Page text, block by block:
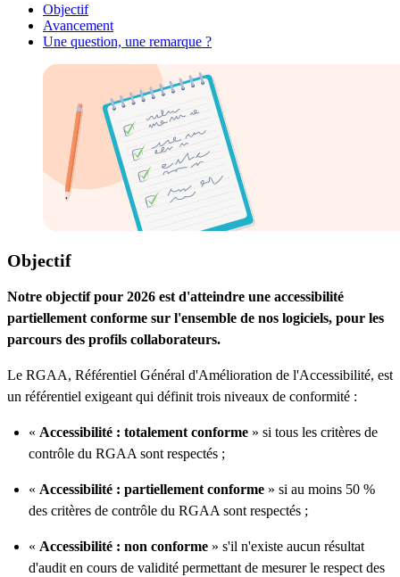
Objectif
Avancement
Une question, une remarque ?
Objectif
Notre objectif pour 2026 est d'atteindre une accessibilité
partiellement conforme sur l'ensemble de nos logiciels, pour les
parcours des profils collaborateurs.
Le RGAA, Référentiel Général d'Amélioration de l'Accessibilité, est
un référentiel exigeant qui définit trois niveaux de conformité :
« Accessibilité : totalement conforme » si tous les critères de
contrôle du RGAA sont respectés ;
« Accessibilité : partiellement conforme » si au moins 50 %
des critères de contrôle du RGAA sont respectés ;
« Accessibilité : non conforme » s'il n'existe aucun résultat
d'audit en cours de validité permettant de mesurer le respect des